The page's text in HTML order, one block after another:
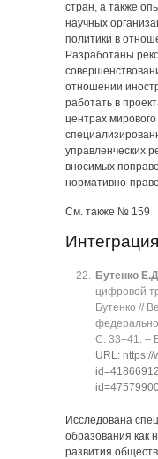
стран, а также
научных
политики в
Разработаны
отношении
работать в
центрах
управленческих
вносимых
нормативно-
См. также № 159
Бутенко
цифровой
Бутенко //
C. 33‒41. ‒
URL:
id=41866912
Исследована
образования как
развития